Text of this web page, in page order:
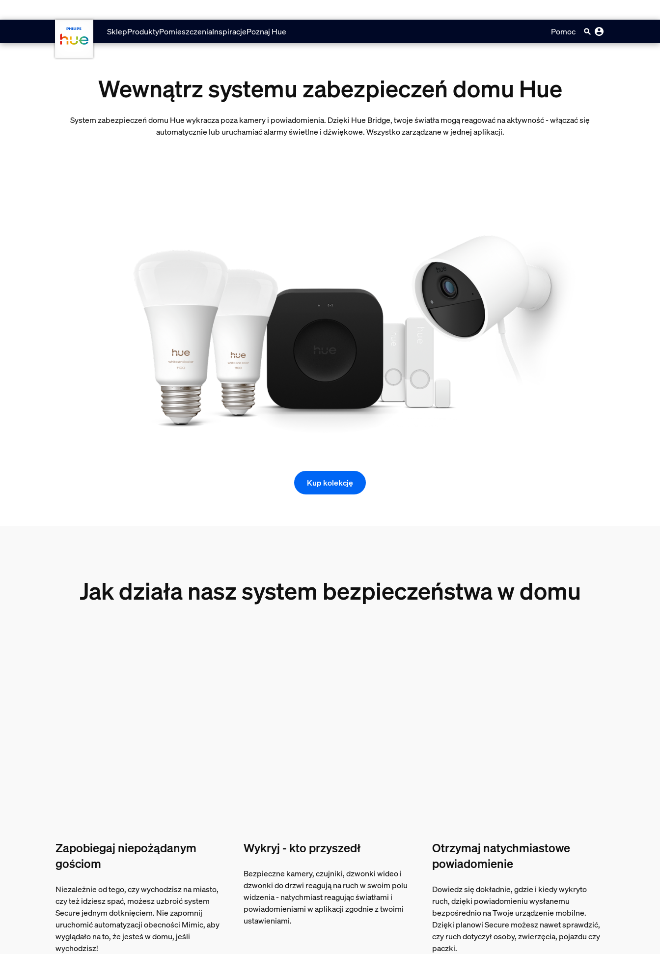
SklepProduktyPomieszczeniaInspiracjePoznaj Hue Pomoc
Wewnątrz systemu zabezpieczeń domu Hue
System zabezpieczeń domu Hue wykracza poza kamery i powiadomienia. Dzięki Hue Bridge, twoje światła mogą reagować na aktywność - włączać się
automatycznie lub uruchamiać alarmy świetlne i dźwiękowe. Wszystko zarządzane w jednej aplikacji.
Kup kolekcję
Jak działa nasz system bezpieczeństwa w domu
Zapobiegaj niepożądanym
gościom
Niezależnie od tego, czy wychodzisz na miasto,
czy też idziesz spać, możesz uzbroić system
Secure jednym dotknięciem. Nie zapomnij
uruchomić automatyzacji obecności Mimic, aby
wyglądało na to, że jesteś w domu, jeśli
wychodzisz!
Wykryj - kto przyszedł
Bezpieczne kamery, czujniki, dzwonki wideo i
dzwonki do drzwi reagują na ruch w swoim polu
widzenia - natychmiast reagując światłami i
powiadomieniami w aplikacji zgodnie z twoimi
ustawieniami.
Otrzymaj natychmiastowe
powiadomienie
Dowiedz się dokładnie, gdzie i kiedy wykryto
ruch, dzięki powiadomieniu wysłanemu
bezpośrednio na Twoje urządzenie mobilne.
Dzięki planowi Secure możesz nawet sprawdzić,
czy ruch dotyczył osoby, zwierzęcia, pojazdu czy
paczki.